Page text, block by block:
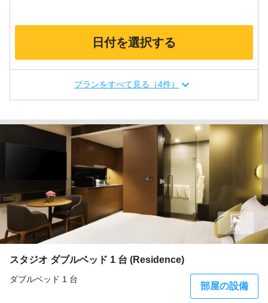
日付を選択する
プランをすべて見る（4件）
スタジオ ダブルベッド 1 台 (Residence)
ダブルベッド 1 台
部屋の設備
5枚